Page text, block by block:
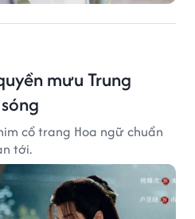
mưu Trung
cổ trang Hoa ngữ chuẩn
tới.